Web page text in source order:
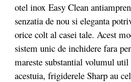
otel inox Easy Clean
senzatia de nou si eleganta
orice colt al casei tale. Acest
sistem unic de inchidere fara
mareste substantial volumul
acestuia, frigiderele Sharp au